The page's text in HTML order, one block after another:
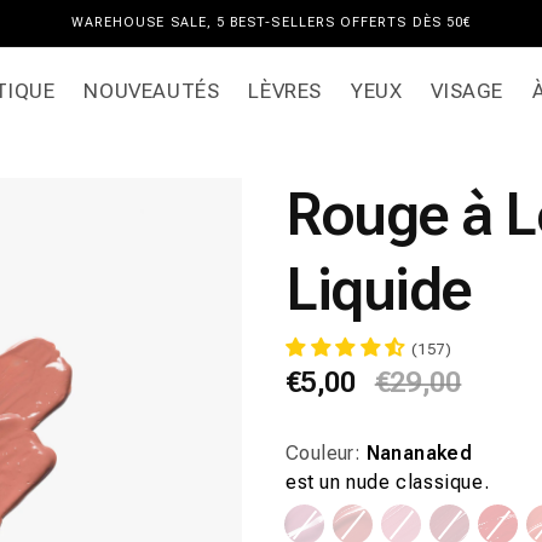
WAREHOUSE SALE, 5 BEST-SELLERS OFFERTS DÈS 50€
NOUVEAUTÉS LÈVRES YEUX VISAGE
Rouge à
Liquide
(157)
Prix
€5,00 Prix
€29,00
Couleur: Nananaked
est un nude classique.
Variante
épuisée
Variante
épuisée
Variante
épuisée
Variante
épuisée
Variante
épuisée
Variante
épuisée
Variante
épuisée
Variante
épuisée